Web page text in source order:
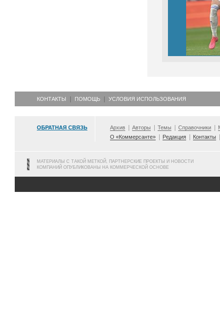
КОНТАКТЫ ПОМОЩЬ УСЛОВИЯ ИСПОЛЬЗОВАНИЯ
ОБРАТНАЯ СВЯЗЬ Архив Авторы Темы Справочники
О «Коммерсанте»
Редакция Контакты
МАТЕРИАЛЫ С ТАКОЙ МЕТКОЙ, ПАРТНЕРСКИЕ ПРОЕКТЫ И НОВОСТИ
КОМПАНИЙ ОПУБЛИКОВАНЫ НА КОММЕРЧЕСКОЙ ОСНОВЕ